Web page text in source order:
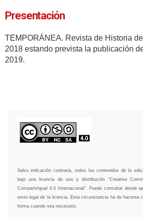
Presentación
TEMPORÁNEA. Revista de Historia
2018 estando prevista la publicación
2019.
Salvo indicación contraria, todos los contenidos de la
bajo una licencia de uso y distribución “Creative
CompartirIgual 4.0 Internacional”. Puede consultar desde
texto legal de la licencia. Esta circunstancia ha de hacerse
forma cuando sea necesario.